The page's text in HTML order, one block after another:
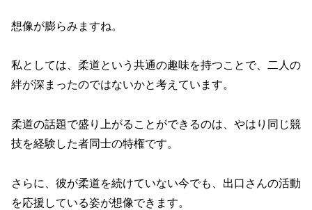
想像が膨らみますね。
私としては、柔道という共通の趣味を持つことで、二人の
絆が深まったのではないかと考えています。
柔道の話題で盛り上がることができるのは、やはり同じ競
技を経験した者同士の特権です。
さらに、彼が柔道を続けていない今でも、出口さんの活動
を応援している姿が想像できます。